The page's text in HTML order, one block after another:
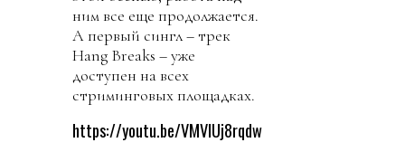
ним все еще продолжается.
А первый сингл – трек
Hang Breaks – уже
доступен на всех
стриминговых площадках.
https://youtu.be/VMVlUj8rqdw